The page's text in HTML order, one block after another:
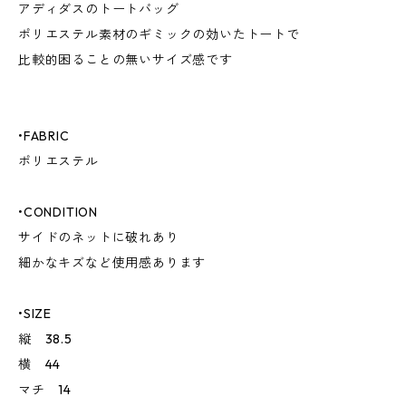
アディダスのトートバッグ
ポリエステル素材のギミックの効いたトートで
比較的困ることの無いサイズ感です
•FABRIC
ポリエステル
•CONDITION
サイドのネットに破れあり
細かなキズなど使用感あります
•SIZE
縦 38.5
横 44
マチ 14